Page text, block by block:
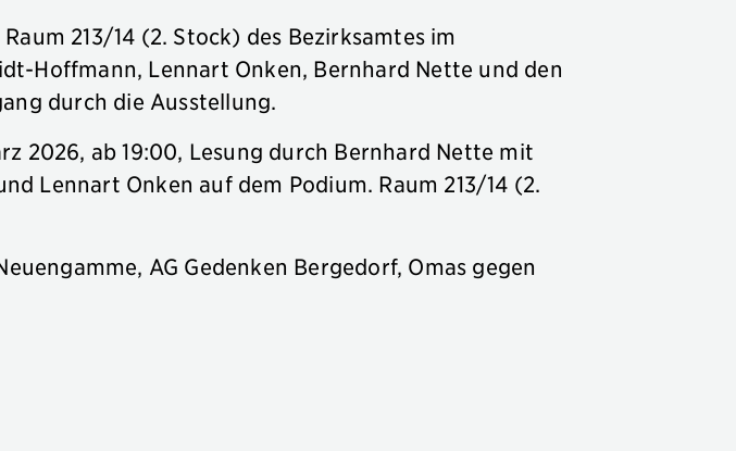
213/14 (2. Stock) des Bezirksamtes im
Hoffmann, Lennart Onken, Bernhard Nette und den
durch die Ausstellung.
2026, ab 19:00, Lesung durch Bernhard Nette mit
Lennart Onken auf dem Podium. Raum 213/14 (2.
AG Gedenken Bergedorf, Omas gegen